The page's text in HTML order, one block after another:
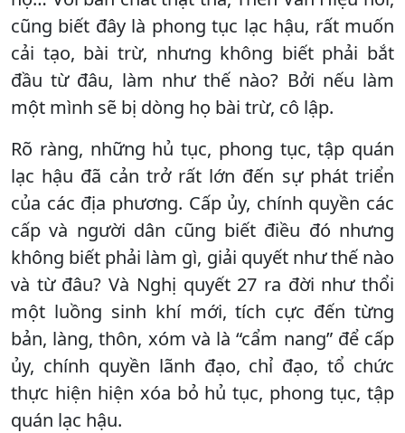
cũng biết đây là phong tục lạc hậu, rất muốn
cải tạo, bài trừ, nhưng không biết phải bắt
đầu từ đâu, làm như thế nào? Bởi nếu làm
một mình sẽ bị dòng họ bài trừ, cô lập.
Rõ ràng, những hủ tục, phong tục, tập quán
lạc hậu đã cản trở rất lớn đến sự phát triển
của các địa phương. Cấp ủy, chính quyền các
cấp và người dân cũng biết điều đó nhưng
không biết phải làm gì, giải quyết như thế nào
và từ đâu? Và Nghị quyết 27 ra đời như thổi
một luồng sinh khí mới, tích cực đến từng
bản, làng, thôn, xóm và là “cẩm nang” để cấp
ủy, chính quyền lãnh đạo, chỉ đạo, tổ chức
thực hiện hiện xóa bỏ hủ tục, phong tục, tập
quán lạc hậu.